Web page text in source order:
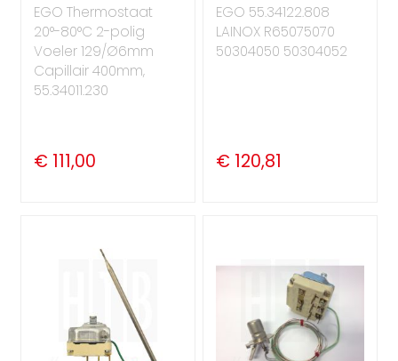
EGO Thermostaat
20°-80°C 2-polig
Voeler 129/Ø6mm
Capillair 400mm,
55.34011.230
€ 111,00
EGO 55.34122.808
LAINOX R65075070
50304050 50304052
€ 120,81